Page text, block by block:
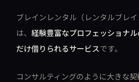
ブレインレンタル（レンタルブレイ
は、 経験豊富なプロフェッショナ
だけ借りられるサービスです。
コンサルティングのように大きな